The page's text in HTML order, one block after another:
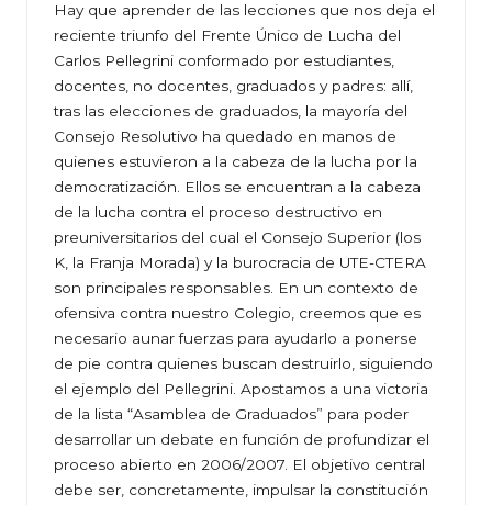
Hay que aprender de las lecciones que nos deja el
reciente triunfo del Frente Único de Lucha del
Carlos Pellegrini conformado por estudiantes,
docentes, no docentes, graduados y padres: allí,
tras las elecciones de graduados, la mayoría del
Consejo Resolutivo ha quedado en manos de
quienes estuvieron a la cabeza de la lucha por la
democratización. Ellos se encuentran a la cabeza
de la lucha contra el proceso destructivo en
preuniversitarios del cual el Consejo Superior (los
K, la Franja Morada) y la burocracia de UTE-CTERA
son principales responsables. En un contexto de
ofensiva contra nuestro Colegio, creemos que es
necesario aunar fuerzas para ayudarlo a ponerse
de pie contra quienes buscan destruirlo, siguiendo
el ejemplo del Pellegrini. Apostamos a una victoria
de la lista “Asamblea de Graduados” para poder
desarrollar un debate en función de profundizar el
proceso abierto en 2006/2007. El objetivo central
debe ser, concretamente, impulsar la constitución